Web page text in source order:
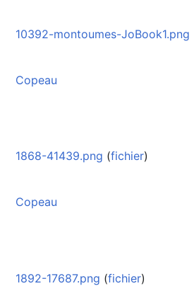
10392-montoumes-JoBook1.png
Copeau
1868-41439.png (fichier)
Copeau
1892-17687.png (fichier)